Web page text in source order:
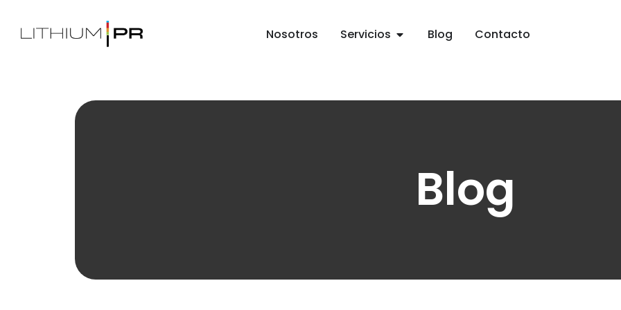
Nosotros Servicios Blog Contacto
Blog